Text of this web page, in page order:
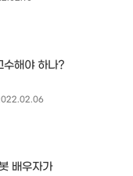
수해야 하나?
배우자가